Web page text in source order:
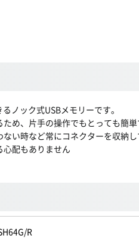
ノック式USBメモリーです。
め、片手の操作でもとっても簡単
い時など常にコネクターを収納し
配もありません
R